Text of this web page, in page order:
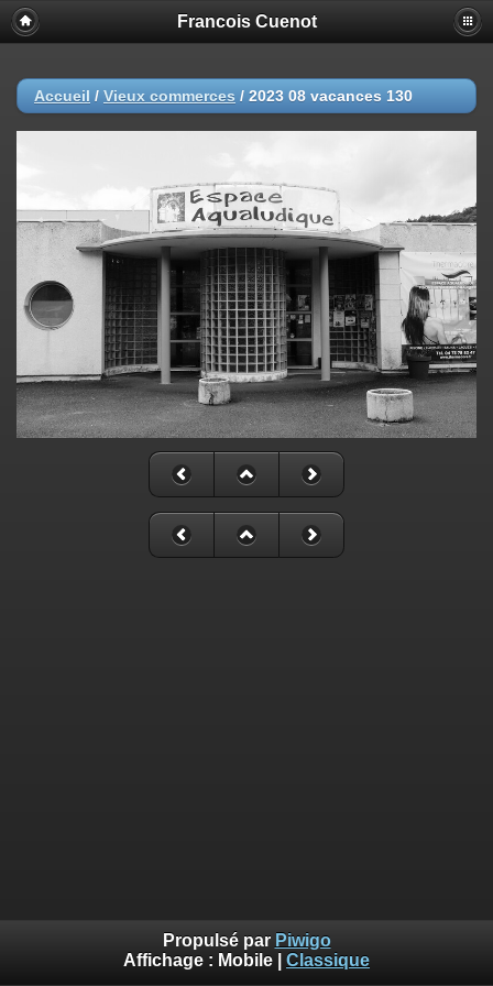
Francois Cuenot
Accueil / Vieux commerces / 2023 08 vacances 130
Propulsé par Piwigo
Affichage : Mobile Classique